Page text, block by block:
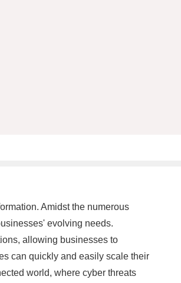
Amidst the numerous
evolving needs.
allowing businesses to
can quickly and easily scale their
world, where cyber threats